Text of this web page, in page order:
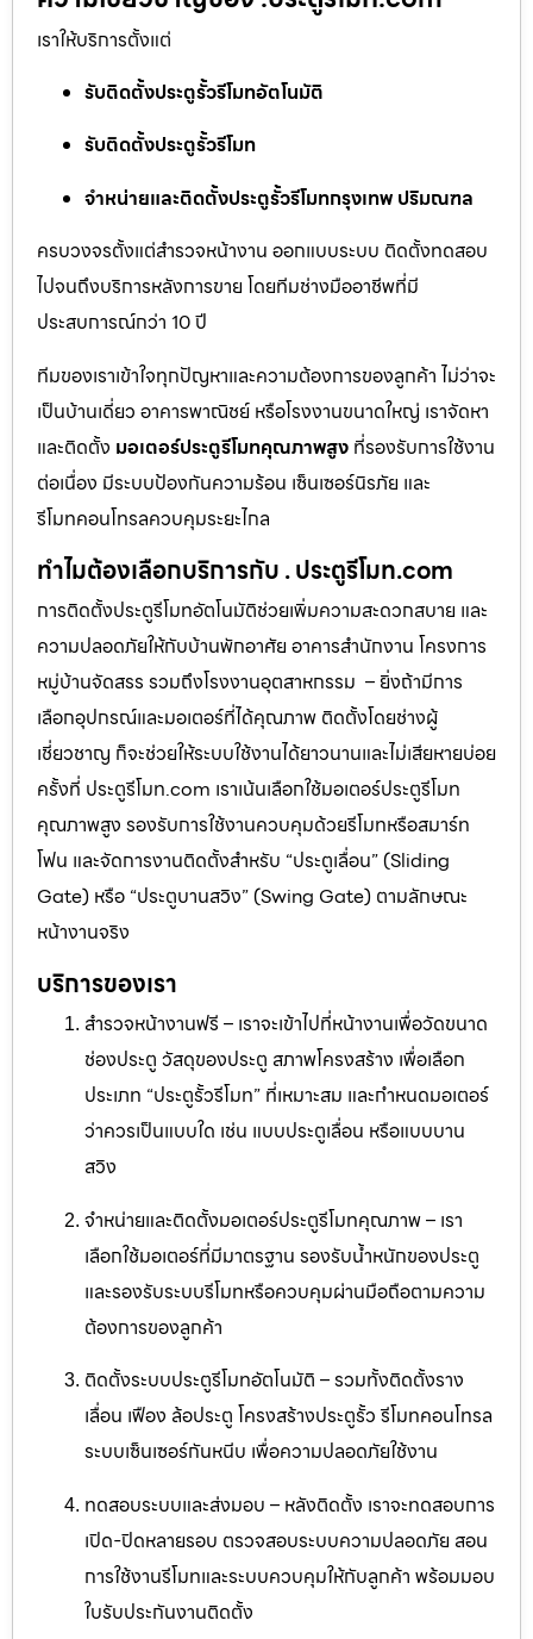
เราให้บริการตั้งแต่
รับติดตั้งประตูรั้วรีโมทอัตโนมัติ
รับติดตั้งประตูรั้วรีโมท
จำหน่ายและติดตั้งประตูรั้วรีโมทกรุงเทพ ปริมณฑล
ครบวงจรตั้งแต่สำรวจหน้างาน ออกแบบระบบ ติดตั้งทดสอบ
ไปจนถึงบริการหลังการขาย โดยทีมช่างมืออาชีพที่มี
ประสบการณ์กว่า 10 ปี
ทีมของเราเข้าใจทุกปัญหาและความต้องการของลูกค้า ไม่ว่าจะ
เป็นบ้านเดี่ยว อาคารพาณิชย์ หรือโรงงานขนาดใหญ่ เราจัดหา
และติดตั้ง มอเตอร์ประตูรีโมทคุณภาพสูง ที่รองรับการใช้งาน
ต่อเนื่อง มีระบบป้องกันความร้อน เซ็นเซอร์นิรภัย และ
รีโมทคอนโทรลควบคุมระยะไกล
ทำไมต้องเลือกบริการกับ . ประตูรีโมท.com
การติดตั้งประตูรีโมทอัตโนมัติช่วยเพิ่มความสะดวกสบาย และ
ความปลอดภัยให้กับบ้านพักอาศัย อาคารสำนักงาน โครงการ
หมู่บ้านจัดสรร รวมถึงโรงงานอุตสาหกรรม – ยิ่งถ้ามีการ
เลือกอุปกรณ์และมอเตอร์ที่ได้คุณภาพ ติดตั้งโดยช่างผู้
เชี่ยวชาญ ก็จะช่วยให้ระบบใช้งานได้ยาวนานและไม่เสียหายบ่อย
ครั้งที่ ประตูรีโมท.com เราเน้นเลือกใช้มอเตอร์ประตูรีโมท
คุณภาพสูง รองรับการใช้งานควบคุมด้วยรีโมทหรือสมาร์ท
โฟน และจัดการงานติดตั้งสำหรับ “ประตูเลื่อน” (Sliding
Gate) หรือ “ประตูบานสวิง” (Swing Gate) ตามลักษณะ
หน้างานจริง
บริการของเรา
สำรวจหน้างานฟรี – เราจะเข้าไปที่หน้างานเพื่อวัดขนาด
ช่องประตู วัสดุของประตู สภาพโครงสร้าง เพื่อเลือก
ประเภท “ประตูรั้วรีโมท” ที่เหมาะสม และกำหนดมอเตอร์
ว่าควรเป็นแบบใด เช่น แบบประตูเลื่อน หรือแบบบาน
สวิง
จำหน่ายและติดตั้งมอเตอร์ประตูรีโมทคุณภาพ – เรา
เลือกใช้มอเตอร์ที่มีมาตรฐาน รองรับน้ำหนักของประตู
และรองรับระบบรีโมทหรือควบคุมผ่านมือถือตามความ
ต้องการของลูกค้า
ติดตั้งระบบประตูรีโมทอัตโนมัติ – รวมทั้งติดตั้งราง
เลื่อน เฟือง ล้อประตู โครงสร้างประตูรั้ว รีโมทคอนโทรล
ระบบเซ็นเซอร์กันหนีบ เพื่อความปลอดภัยใช้งาน
ทดสอบระบบและส่งมอบ – หลังติดตั้ง เราจะทดสอบการ
เปิด-ปิดหลายรอบ ตรวจสอบระบบความปลอดภัย สอน
การใช้งานรีโมทและระบบควบคุมให้กับลูกค้า พร้อมมอบ
ใบรับประกันงานติดตั้ง